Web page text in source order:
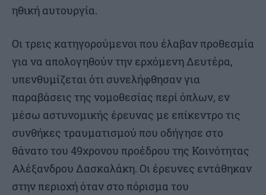
ηθική αυτουργία.
Οι τρεις κατηγορούμενοι που έλαβαν προθεσμία
για να απολογηθούν την ερχόμενη Δευτέρα,
υπενθυμίζεται ότι συνελήφθησαν για
παραβάσεις της νομοθεσίας περί όπλων, εν
μέσω αστυνομικής έρευνας με επίκεντρο τις
συνθήκες τραυματισμού που οδήγησε στο
θάνατο του 49χρονου προέδρου της Κοινότητας
Αλέξανδρου Δασκαλάκη. Οι έρευνες εντάθηκαν
στην περιοχή όταν στο πόρισμα του